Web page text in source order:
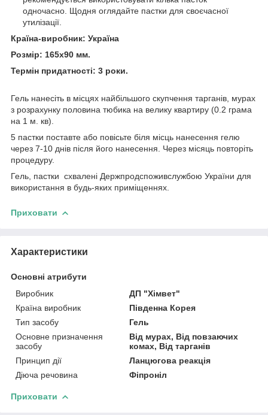
одночасно. Щодня оглядайте пастки для своєчасної
утилізації.
Країна-виробник: Україна
Розмір: 165х90 мм.
Термін придатності: 3 роки.
Гель нанесіть в місцях найбільшого скупчення тарганів, мурах
з розрахунку половина тюбика на велику квартиру (0.2 грама
на 1 м. кв).
5 пастки поставте або повісьте біля місць нанесення гелю
через 7-10 днів після його нанесення. Через місяць повторіть
процедуру.
Гель, пастки схвалені Держпродспоживслужбою України для
використання в будь-яких приміщеннях.
Приховати
Характеристики
Основні атрибути
Виробник
ДП "Хімвет"
Країна виробник
Південна Корея
Тип засобу
Гель
Основне призначення
засобу
Від мурах, Від повзаючих
комах, Від тарганів
Принцип дії
Ланцюгова реакція
Діюча речовина
Фіпроніл
Приховати